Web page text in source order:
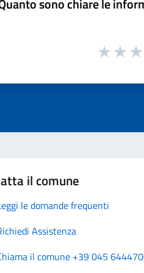
sono chiare le
il comune
le domande frequenti
Assistenza
il comune +39 045